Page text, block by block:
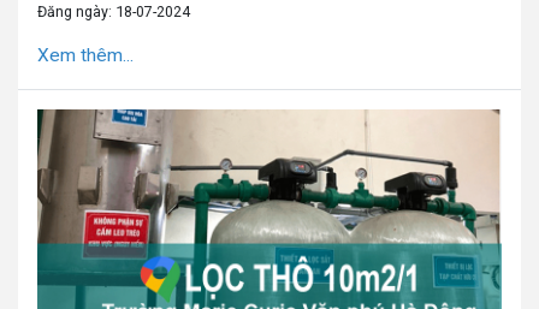
Đăng ngày: 18-07-2024
Xem thêm...